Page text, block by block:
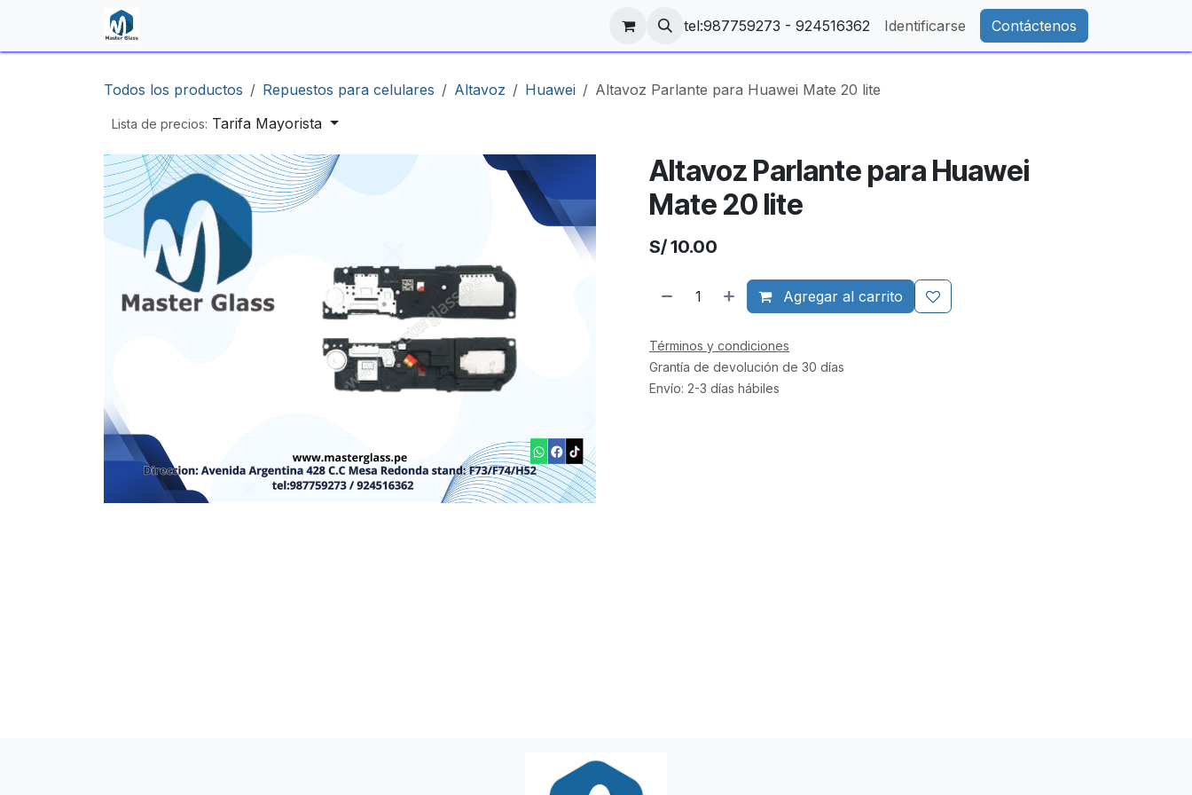
tel:987759273 - 924516362 Identificarse Contáctenos
Todos los productos Repuestos para celulares Altavoz Huawei Altavoz Parlante para Huawei Mate 20 lite
Lista de precios: Tarifa Mayorista
Altavoz Parlante para Huawei
Mate 20 lite
S/10.00
Agregar al carrito
Términos y condiciones
Grantía de devolución de 30 días
Envío: 2-3 días hábiles